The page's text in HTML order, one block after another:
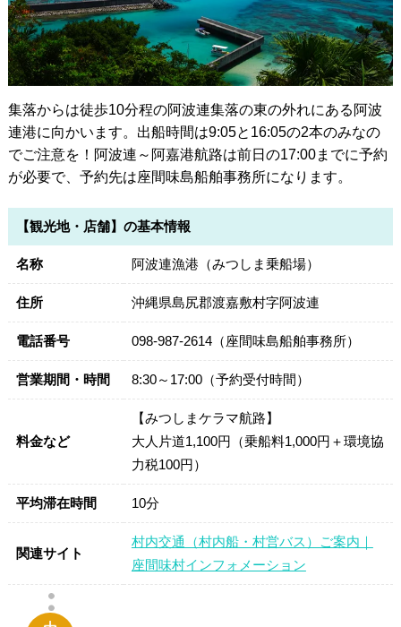
集落からは徒歩10分程の阿波連集落の東の外れにある阿波
連港に向かいます。出船時間は9:05と16:05の2本のみなの
でご注意を！阿波連～阿嘉港航路は前日の17:00までに予約
が必要で、予約先は座間味島船舶事務所になります。
【観光地・店舗】の基本情報
名称 阿波連漁港（みつしま乗船場）
住所 沖縄県島尻郡渡嘉敷村字阿波連
電話番号 098-987-2614（座間味島船舶事務所）
営業期間・時間 8:30～17:00（予約受付時間）
料金など
【みつしまケラマ航路】
大人片道1,100円（乗船料1,000円＋環境協
力税100円）
平均滞在時間 10分
関連サイト
村内交通（村内船・村営バス）ご案内｜
座間味村インフォメーション